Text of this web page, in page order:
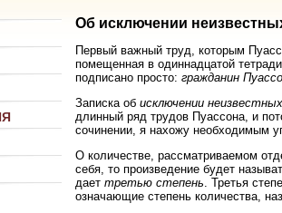
Об исключении
Первый важный труд, которым
помещенная в одиннадцатой
подписано просто: гражданин
Записка об исключении неизвестных
длинный ряд трудов Пуассона, и
сочинении, я нахожу необходимым
О количестве, рассматриваемом
себя, то произведение будет
дает третью степень . Третья
означающие степень количества,